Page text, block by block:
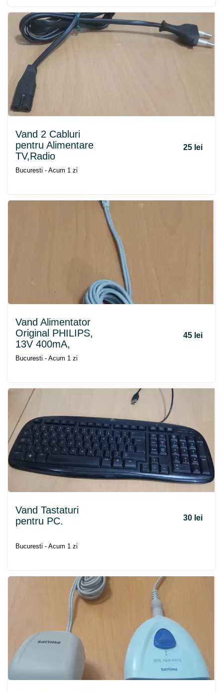
Vand 2 Cabluri
pentru Alimentare
TV,Radio
25 lei
Bucuresti - Acum 1 zi
Vand Alimentator
Original PHILIPS,
13V 400mA,
45 lei
Bucuresti - Acum 1 zi
Vand Tastaturi
pentru PC.
30 lei
Bucuresti - Acum 1 zi